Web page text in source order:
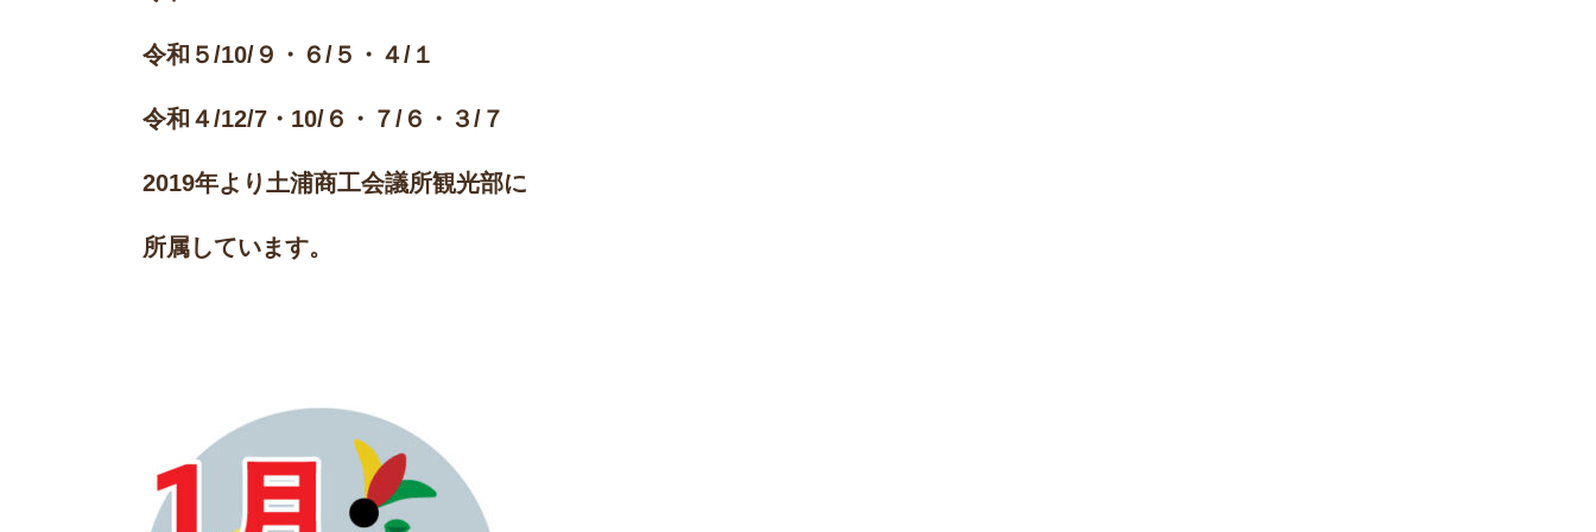
令和５/10/９・６/５・４/１
令和４/12/7・10/６・７/６・３/７
2019年より土浦商工会議所観光部に
所属しています。